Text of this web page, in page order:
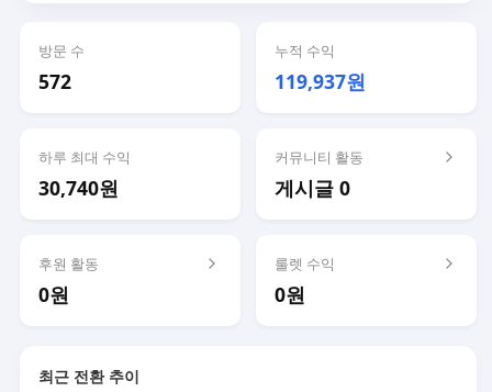
방문 수
572
누적 수익
119,937원
하루 최대 수익
30,740원
커뮤니티 활동
게시글 0
후원 활동
0원
룰렛 수익
0원
최근 전환 추이